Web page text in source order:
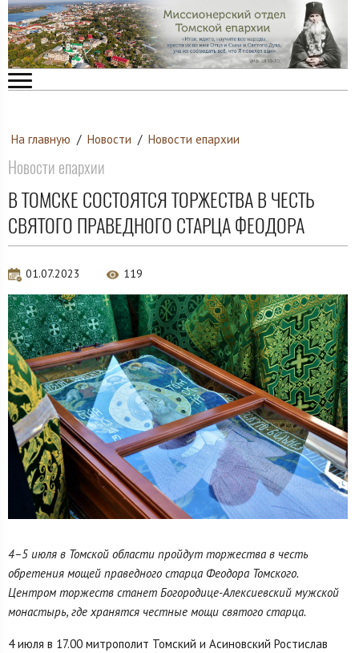
На главную / Новости / Новости епархии
Новости епархии
В ТОМСКЕ СОСТОЯТСЯ ТОРЖЕСТВА В ЧЕСТЬ
СВЯТОГО ПРАВЕДНОГО СТАРЦА ФЕОДОРА
01.07.2023 119
4–5 июля в Томской области пройдут торжества в честь
обретения мощей праведного старца Феодора Томского.
Центром торжеств станет Богородице-Алексиевский мужской
монастырь, где хранятся честные мощи святого старца.
4 июля в 17.00 митрополит Томский и Асиновский Ростислав